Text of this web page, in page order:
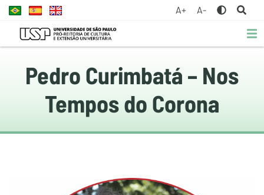
A+ A-
Pedro Curimbatá – Nos
Tempos do Corona